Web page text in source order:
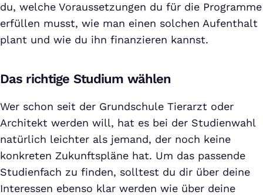
du, welche Voraussetzungen du für die Programme
erfüllen musst, wie man einen solchen Aufenthalt
plant und wie du ihn finanzieren kannst.
Das richtige Studium wählen
Wer schon seit der Grundschule Tierarzt oder
Architekt werden will, hat es bei der Studienwahl
natürlich leichter als jemand, der noch keine
konkreten Zukunftspläne hat. Um das passende
Studienfach zu finden, solltest du dir über deine
Interessen ebenso klar werden wie über deine